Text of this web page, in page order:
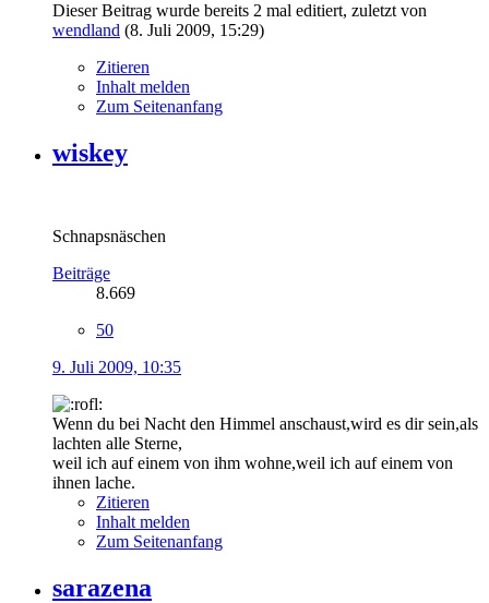
Dieser Beitrag wurde bereits 2 mal editiert, zuletzt von
wendland (8. Juli 2009, 15:29)
Zitieren
Inhalt melden
Zum Seitenanfang
wiskey
Schnapsnäschen
Beiträge
8.669
50
9. Juli 2009, 10:35
Wenn du bei Nacht den Himmel anschaust,wird es dir sein,als
lachten alle Sterne,
weil ich auf einem von ihm wohne,weil ich auf einem von
ihnen lache.
Zitieren
Inhalt melden
Zum Seitenanfang
sarazena